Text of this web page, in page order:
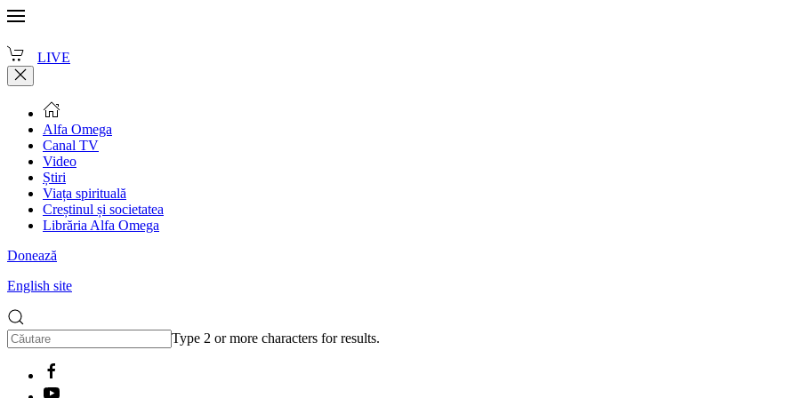
LIVE
Alfa Omega
Canal TV
Video
Știri
Viața spirituală
Creștinul și societatea
Librăria Alfa Omega
Donează
English site
Type 2 or more characters for results.